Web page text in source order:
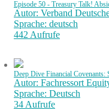
Episode 50 - Treasury Talk!
Autor: Verband
Sprache: deutsch
442 Aufrufe
Deep Dive Financial Covenants:
Autor: Fachressort
Sprache: Deutsch
34 Aufrufe